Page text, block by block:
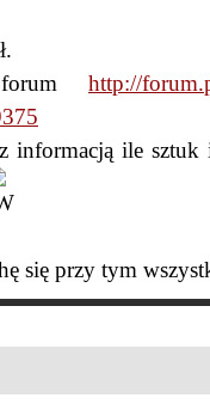
forum http://
informacją ile
się przy tym